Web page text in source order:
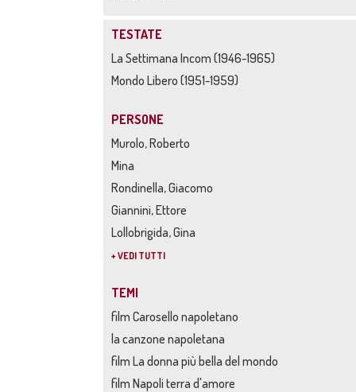
TESTATE
La Settimana Incom (1946-1965)
Mondo Libero (1951-1959)
PERSONE
Murolo, Roberto
Mina
Rondinella, Giacomo
Giannini, Ettore
Lollobrigida, Gina
+ VEDI TUTTI
TEMI
film Carosello napoletano
la canzone napoletana
film La donna più bella del mondo
film Napoli terra d'amore